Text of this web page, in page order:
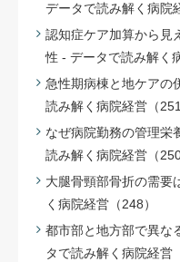
データで読み解く病院
認知症ケア加算から見
性 - データで読み解く
急性期病棟と地ケアの
読み解く病院経営（251
なぜ病院勤務の管理栄
読み解く病院経営（250
大腿骨頸部骨折の需要
く病院経営（248）
都市部と地方部で異な
タで読み解く病院経営